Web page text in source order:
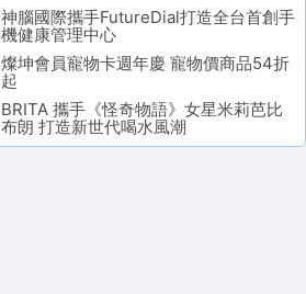
神腦國際攜手FutureDial打造全台首創手
機健康管理中心
燦坤會員寵物卡週年慶 寵物價商品54折
起
BRITA 攜手《怪奇物語》女星米莉芭比
布朗 打造新世代喝水風潮